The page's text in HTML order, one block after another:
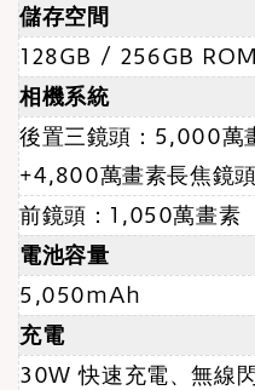
儲存空間
128GB / 256GB ROM
相機系統
後置三鏡頭：5,000萬
+4,800萬畫素長焦鏡頭
前鏡頭：1,050萬畫素
電池容量
5,050mAh
充電
30W 快速充電、無線